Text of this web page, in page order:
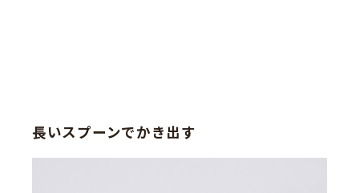
長いスプーンでかき出す